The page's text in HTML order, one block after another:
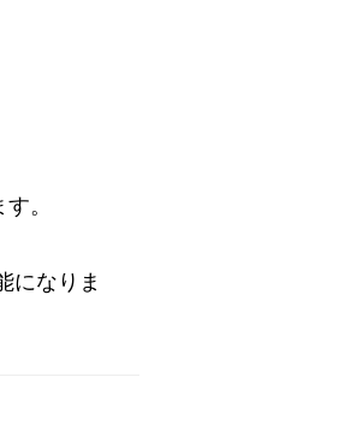
。
になりま